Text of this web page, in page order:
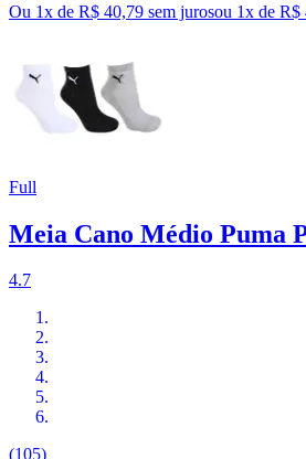
Ou 1x de R$ 40,79 sem jurosou 1x de R$
Full
Meia Cano Médio Puma
4.7
(105)